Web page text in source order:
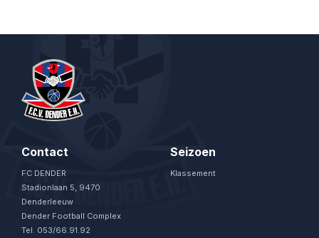
Contact
FC DENDER
Stadionlaan 5, 9470
Denderleeuw
Dender Football Complex
Tel. 053/66.91.92
Seizoen
Klassement